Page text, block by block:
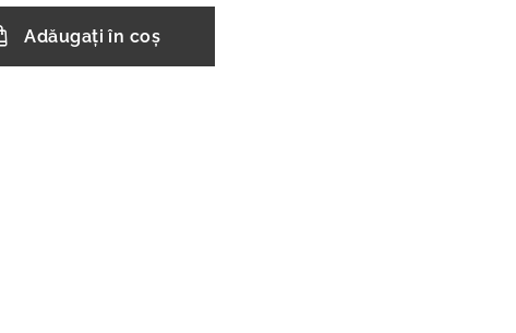
Adăugați în coș